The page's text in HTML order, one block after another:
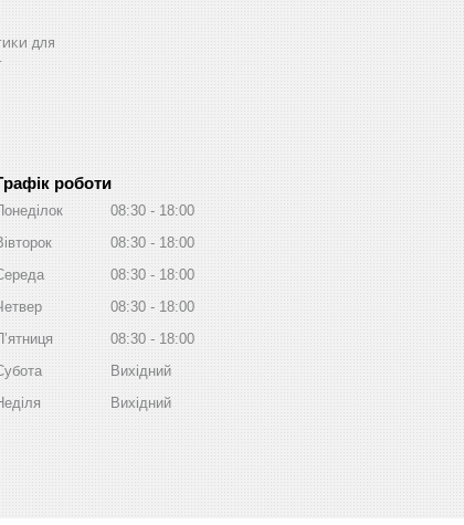
для
роботи
08:30
18:00
08:30
18:00
08:30
18:00
08:30
18:00
08:30
18:00
Вихідний
Вихідний